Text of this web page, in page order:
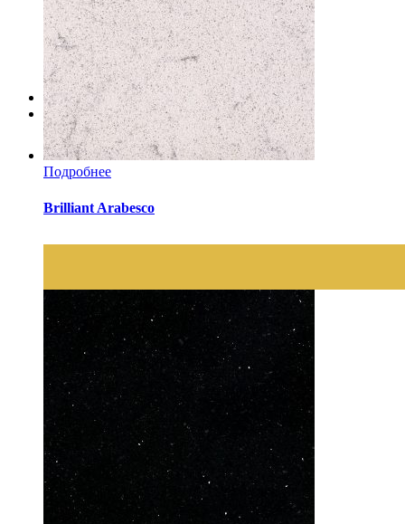
Шлифовка и полировка пола
Создание дизайна интерьера
Кухни на заказ от производителя
О компании
Контакты
Подробнее
Brilliant Arabesco